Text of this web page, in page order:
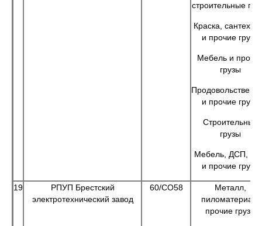
строительные
Краска,
и прочие грузы
Мебель и
грузы
и прочие грузы
Строительные
грузы
Мебель, ДСП,
и прочие грузы
19
РПУП Брестский
электротехнический завод
60/СО58
Металл,
пиломатериал,
прочие грузы